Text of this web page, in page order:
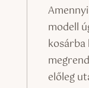
modell
kosárba
előleg